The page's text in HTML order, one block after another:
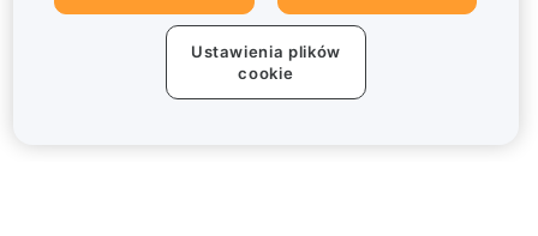
Ustawienia plików
cookie